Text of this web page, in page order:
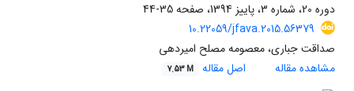
دوره 20، شماره 3، پاییز 1394، صفحه
35-44
10.22059/jfava.2015.56379
صداقت جباری، معصومه مصلح امیردهی
مشاهده مقاله
اصل مقاله 7.53 M